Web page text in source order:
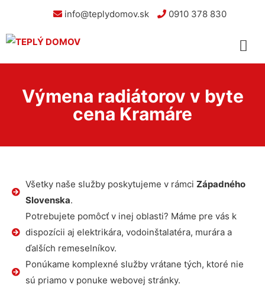
info@teplydomov.sk 0910 378 830
Výmena radiátorov v byte
cena Kramáre
Všetky naše služby poskytujeme v rámci Západného
Slovenska.
Potrebujete pomôcť v inej oblasti? Máme pre vás k
dispozícii aj elektrikára, vodoinštalatéra, murára a
ďalších remeselníkov.
Ponúkame komplexné služby vrátane tých, ktoré nie
sú priamo v ponuke webovej stránky.